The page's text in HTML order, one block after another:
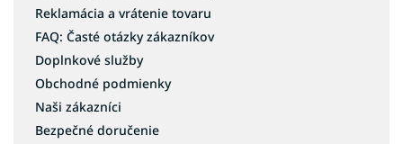
Reklamácia a vrátenie tovaru
FAQ: Časté otázky zákazníkov
Doplnkové služby
Obchodné podmienky
Naši zákazníci
Bezpečné doručenie